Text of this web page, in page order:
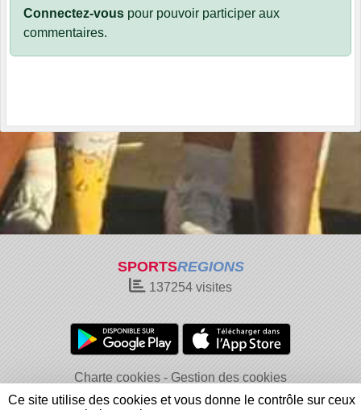
Connectez-vous pour pouvoir participer aux
commentaires.
SPORTSREGIONS
137254 visites
Charte cookies
Gestion des cookies
Informations légales
Signaler un contenu inapproprié
Ce site utilise des cookies et vous donne le contrôle sur ceux